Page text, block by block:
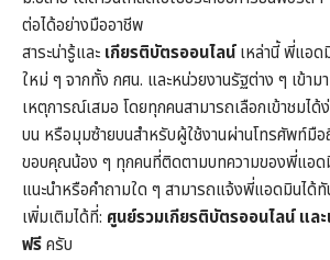
ต่อได้อย่างมืออาชีพ
สาระน่ารู้และ เกียรติบัตรออนไลน์เหล่านี้ พี่แอด
ใหม่ ๆ จากทั้ง กศน. และหน่วยงานรัฐต่าง ๆ เข้า
เหตุการณ์เสมอ โดยทุกคนสามารถเลือกเข้าชมไ
บน หรือมุมซ้ายบนสำหรับผู้ใช้งานผ่านโทรศัพท์มื
ขอบคุณน้อง ๆ ทุกคนที่ติดตามบทความของพี่แอด
แนะนำหรือคำถามใด ๆ สามารถแจ้งพี่แอดมินได้
เพิ่มเติมได้ที่: ศูนย์รวมเกียรติบัตรออนไลน์ แล
ฟรีครับ